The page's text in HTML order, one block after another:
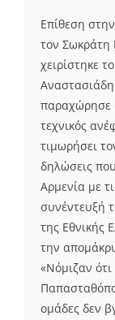
Επίθεση
τον Σωκράτη
χειρίστηκε
παραχώρησε
τεχνικός
τιμωρήσει
δηλώσεις
Αρμενία με
συνέντευξή
της Εθνικής
την
«Νόμιζαν
ομάδες δεν